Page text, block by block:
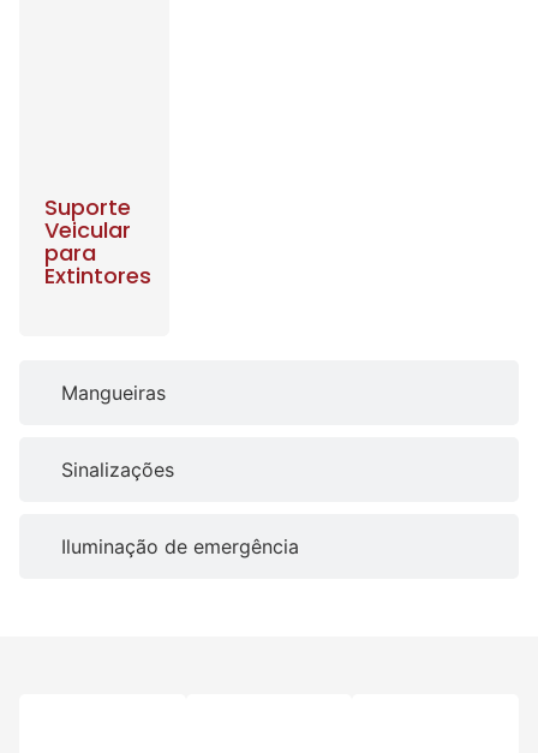
Mangueiras
Sinalizações
Iluminação de emergência
Suporte
Veicular
para
Extintores